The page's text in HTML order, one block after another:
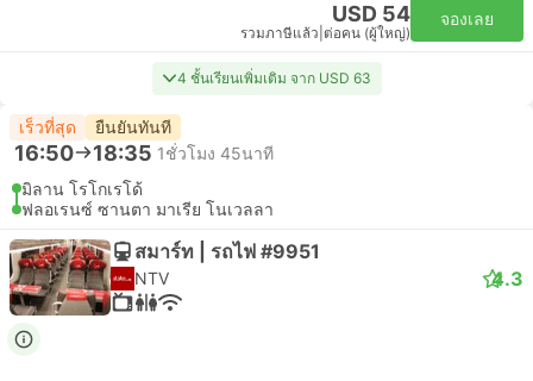
USD 54
รวมภาษีแล้ว ต่อคน (ผู้ใหญ่)
จองเลย
4 ชั้นเรียนเพิ่มเติม จาก USD 63
เร็วที่สุด ยืนยันทันที
16:50 18:35 1ชั่วโมง 45นาที
มิลาน โรโกเรโด้
ฟลอเรนซ์ ซานตา มาเรีย โนเวลลา
สมาร์ท | รถไฟ #9951
NTV 4.3